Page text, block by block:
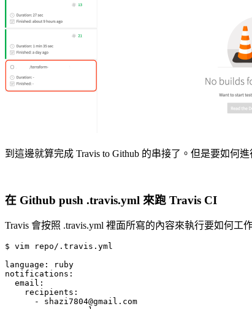
到這邊就算完成 Travis to Github 的串接了。但是要如何進
在 Github push .travis.yml 來跑 Travis CI
Travis 會按照 .travis.yml 裡面所寫的內容來執行要如何工
$ vim repo/.travis.yml
language: ruby
notifications:
  email:
    recipients:
      - shazi7804@gmail.com